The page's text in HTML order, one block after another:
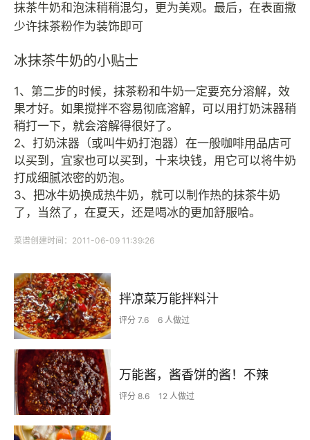
抹茶牛奶和泡沫稍稍混匀，更为美观。最后，在表面撒
少许抹茶粉作为装饰即可
冰抹茶牛奶的小贴士
1、第二步的时候，抹茶粉和牛奶一定要充分溶解，效
果才好。如果搅拌不容易彻底溶解，可以用打奶沫器稍
稍打一下，就会溶解得很好了。
2、打奶沫器（或叫牛奶打泡器）在一般咖啡用品店可
以买到，宜家也可以买到，十来块钱，用它可以将牛奶
打成细腻浓密的奶泡。
3、把冰牛奶换成热牛奶，就可以制作热的抹茶牛奶
了，当然了，在夏天，还是喝冰的更加舒服哈。
菜谱创建时间：2011-06-09 11:39:26
拌凉菜万能拌料汁
评分 7.6 6 人做过
万能酱，酱香饼的酱！不辣
评分 8.6 12 人做过